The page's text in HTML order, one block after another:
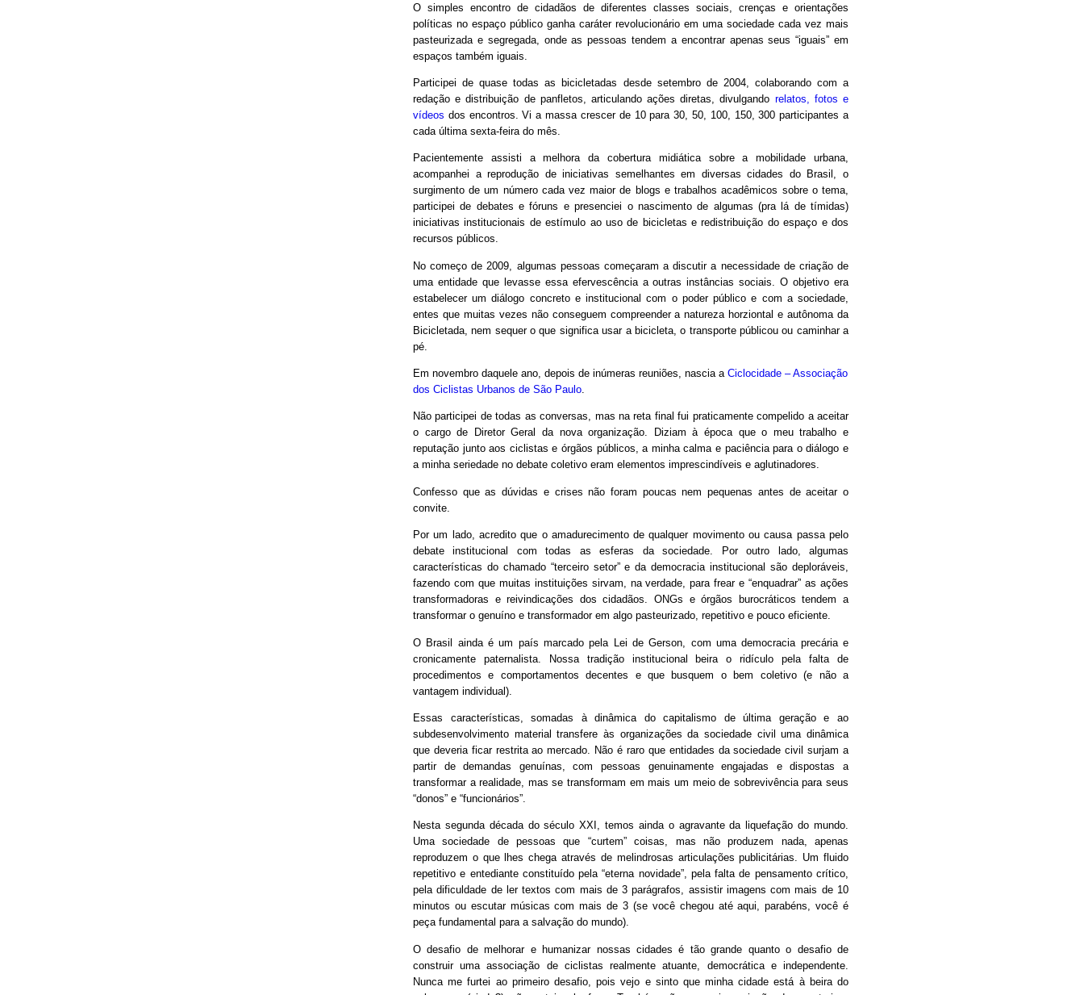
O simples encontro de cidadãos de diferentes classes sociais, crenças e orientações
políticas no espaço público ganha caráter revolucionário em uma sociedade cada vez mais
pasteurizada e segregada, onde as pessoas tendem a encontrar apenas seus “iguais” em
espaços também iguais.
Participei de quase todas as bicicletadas desde setembro de 2004, colaborando com a
redação e distribuição de panfletos, articulando ações diretas, divulgando relatos, fotos e
vídeos dos encontros. Vi a massa crescer de 10 para 30, 50, 100, 150, 300 participantes a
cada última sexta-feira do mês.
Pacientemente assisti a melhora da cobertura midiática sobre a mobilidade urbana,
acompanhei a reprodução de iniciativas semelhantes em diversas cidades do Brasil, o
surgimento de um número cada vez maior de blogs e trabalhos acadêmicos sobre o tema,
participei de debates e fóruns e presenciei o nascimento de algumas (pra lá de tímidas)
iniciativas institucionais de estímulo ao uso de bicicletas e redistribuição do espaço e dos
recursos públicos.
No começo de 2009, algumas pessoas começaram a discutir a necessidade de criação de
uma entidade que levasse essa efervescência a outras instâncias sociais. O objetivo era
estabelecer um diálogo concreto e institucional com o poder público e com a sociedade,
entes que muitas vezes não conseguem compreender a natureza horziontal e autônoma da
Bicicletada, nem sequer o que significa usar a bicicleta, o transporte públicou ou caminhar a
pé.
Em novembro daquele ano, depois de inúmeras reuniões, nascia a Ciclocidade – Associação
dos Ciclistas Urbanos de São Paulo.
Não participei de todas as conversas, mas na reta final fui praticamente compelido a aceitar
o cargo de Diretor Geral da nova organização. Diziam à época que o meu trabalho e
reputação junto aos ciclistas e órgãos públicos, a minha calma e paciência para o diálogo e
a minha seriedade no debate coletivo eram elementos imprescindíveis e aglutinadores.
Confesso que as dúvidas e crises não foram poucas nem pequenas antes de aceitar o
convite.
Por um lado, acredito que o amadurecimento de qualquer movimento ou causa passa pelo
debate institucional com todas as esferas da sociedade. Por outro lado, algumas
características do chamado “terceiro setor” e da democracia institucional são deploráveis,
fazendo com que muitas instituições sirvam, na verdade, para frear e “enquadrar” as ações
transformadoras e reivindicações dos cidadãos. ONGs e órgãos burocráticos tendem a
transformar o genuíno e transformador em algo pasteurizado, repetitivo e pouco eficiente.
O Brasil ainda é um país marcado pela Lei de Gerson, com uma democracia precária e
cronicamente paternalista. Nossa tradição institucional beira o ridículo pela falta de
procedimentos e comportamentos decentes e que busquem o bem coletivo (e não a
vantagem individual).
Essas características, somadas à dinâmica do capitalismo de última geração e ao
subdesenvolvimento material transfere às organizações da sociedade civil uma dinâmica
que deveria ficar restrita ao mercado. Não é raro que entidades da sociedade civil surjam a
partir de demandas genuínas, com pessoas genuinamente engajadas e dispostas a
transformar a realidade, mas se transformam em mais um meio de sobrevivência para seus
“donos” e “funcionários”.
Nesta segunda década do século XXI, temos ainda o agravante da liquefação do mundo.
Uma sociedade de pessoas que “curtem” coisas, mas não produzem nada, apenas
reproduzem o que lhes chega através de melindrosas articulações publicitárias. Um fluido
repetitivo e entediante constituído pela “eterna novidade”, pela falta de pensamento crítico,
pela dificuldade de ler textos com mais de 3 parágrafos, assistir imagens com mais de 10
minutos ou escutar músicas com mais de 3 (se você chegou até aqui, parabéns, você é
peça fundamental para a salvação do mundo).
O desafio de melhorar e humanizar nossas cidades é tão grande quanto o desafio de
construir uma associação de ciclistas realmente atuante, democrática e independente.
Nunca me furtei ao primeiro desafio, pois vejo e sinto que minha cidade está à beira do